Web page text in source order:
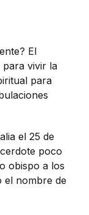
El
vivir la
para
el 25 de
poco
obispo a los
el nombre de